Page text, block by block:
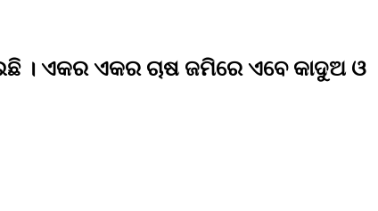
। ଏକର ଏକର ଚାଷ ଜମିରେ ଏବେ କାଦୁଅ ଓ